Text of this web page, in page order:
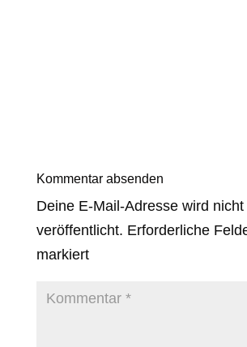
Kommentar absenden
Deine E-Mail-Adresse wird nicht
veröffentlicht. Erforderliche
markiert